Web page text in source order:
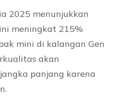
2025 menunjukkan
meningkat 215%
mini di kalangan Gen
akan
panjang karena